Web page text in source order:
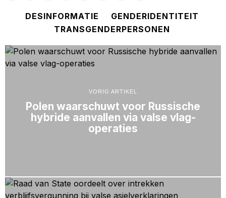
DESINFORMATIE
GENDERIDENTITEIT
TRANSGENDERPERSONEN
VORIG ARTIKEL
Polen waarschuwt voor Russische
hybride aanvallen via valse vlag-
operaties